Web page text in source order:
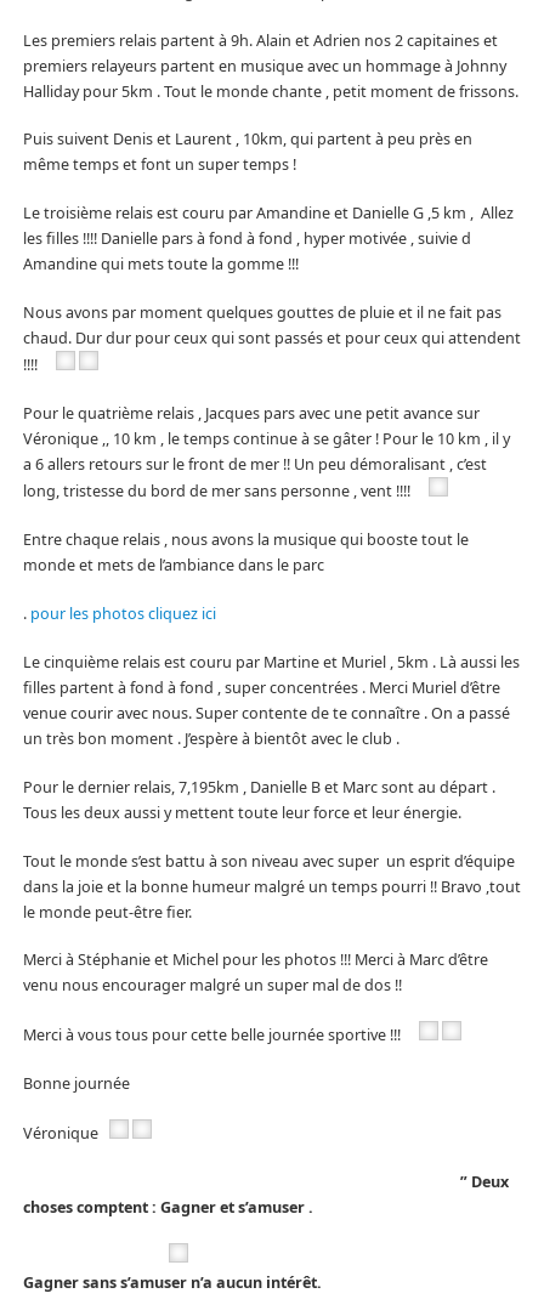
Les premiers relais partent à 9h. Alain et Adrien nos 2 capitaines et
premiers relayeurs partent en musique avec un hommage à Johnny
Halliday pour 5km . Tout le monde chante , petit moment de frissons.
Puis suivent Denis et Laurent , 10km, qui partent à peu près en
même temps et font un super temps !
Le troisième relais est couru par Amandine et Danielle G ,5 km , Allez
les filles !!!! Danielle pars à fond à fond , hyper motivée , suivie d
Amandine qui mets toute la gomme !!!
Nous avons par moment quelques gouttes de pluie et il ne fait pas
chaud. Dur dur pour ceux qui sont passés et pour ceux qui attendent
!!!!
Pour le quatrième relais , Jacques pars avec une petit avance sur
Véronique ,, 10 km , le temps continue à se gâter ! Pour le 10 km , il y
a 6 allers retours sur le front de mer !! Un peu démoralisant , c’est
long, tristesse du bord de mer sans personne , vent !!!!
Entre chaque relais , nous avons la musique qui booste tout le
monde et mets de l’ambiance dans le parc
.pour les photos cliquez ici
Le cinquième relais est couru par Martine et Muriel , 5km . Là aussi les
filles partent à fond à fond , super concentrées . Merci Muriel d’être
venue courir avec nous. Super contente de te connaître . On a passé
un très bon moment . J’espère à bientôt avec le club .
Pour le dernier relais, 7,195km , Danielle B et Marc sont au départ .
Tous les deux aussi y mettent toute leur force et leur énergie.
Tout le monde s’est battu à son niveau avec super un esprit d’équipe
dans la joie et la bonne humeur malgré un temps pourri !! Bravo ,tout
le monde peut-être fier.
Merci à Stéphanie et Michel pour les photos !!! Merci à Marc d’être
venu nous encourager malgré un super mal de dos !!
Merci à vous tous pour cette belle journée sportive !!!
Bonne journée
Véronique
” Deux
choses comptent : Gagner et s’amuser .
Gagner sans s’amuser n’a aucun intérêt.